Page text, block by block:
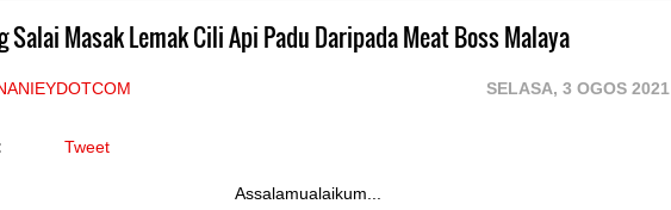
Salai Masak Lemak Cili Api Padu Daripada Meat Boss Malaya
SELASA, 3 OGOS 2021
Tweet
Assalamualaikum...